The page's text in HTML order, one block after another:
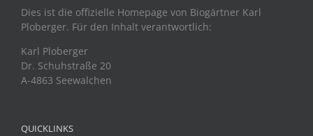
Dies ist die offizielle Homepage von Biogärtner Karl
Ploberger. Für den Inhalt verantwortlich:
Karl Ploberger
Dr. Schuhstraße 20
A-4863 Seewalchen
QUICKLINKS